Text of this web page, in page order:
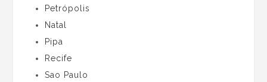
Petrópolis
Natal
Pipa
Recife
Sao Paulo